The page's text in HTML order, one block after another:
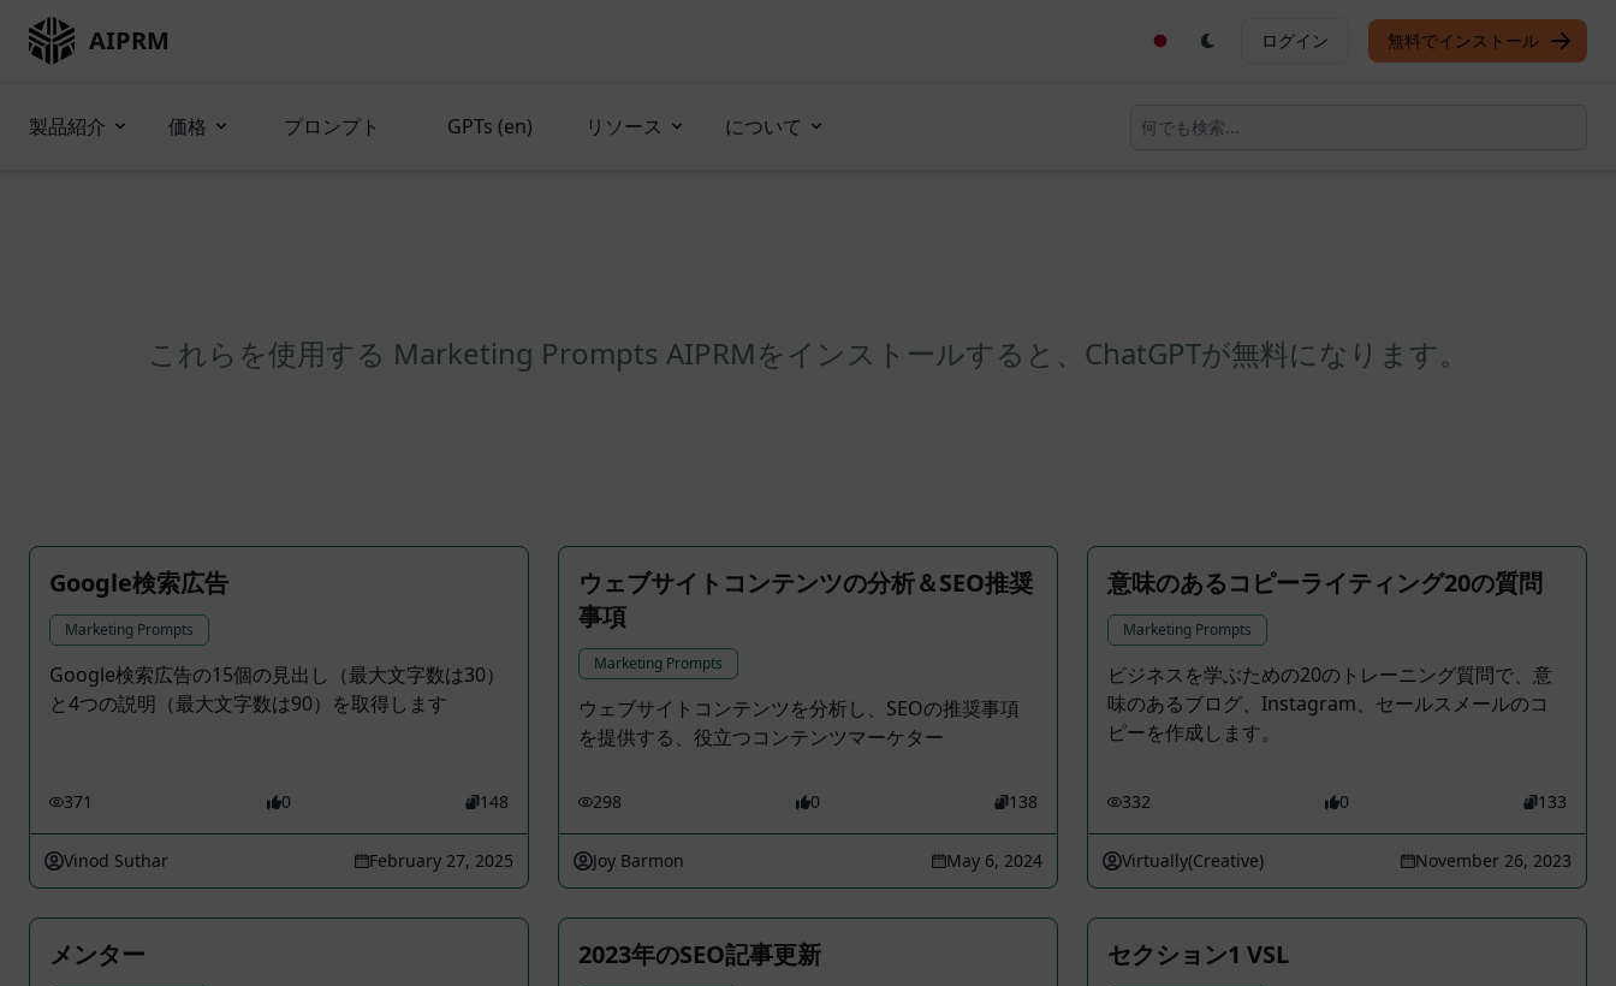
AIPRM ログイン 無料でインストール
製品紹介 価格 プロンプト GPTs (en) リソース について
これらを使用する Marketing Prompts AIPRMをインストールすると、ChatGPTが無料になります。
Google検索広告
Marketing Prompts
Google検索広告の15個の見出し（最大文字数は30）
と4つの説明（最大文字数は90）を取得します
371 0 148
Vinod Suthar February 27, 2025
ウェブサイトコンテンツの分析＆SEO推奨
事項
Marketing Prompts
ウェブサイトコンテンツを分析し、SEOの推奨事項
を提供する、役立つコンテンツマーケター
298 0 138
Joy Barmon May 6, 2024
意味のあるコピーライティング20の質問
Marketing Prompts
ビジネスを学ぶための20のトレーニング質問で、意
味のあるブログ、Instagram、セールスメールのコ
ピーを作成します。
332 0 133
Virtually(Creative) November 26, 2023
メンター 2023年のSEO記事更新 セクション1 VSL